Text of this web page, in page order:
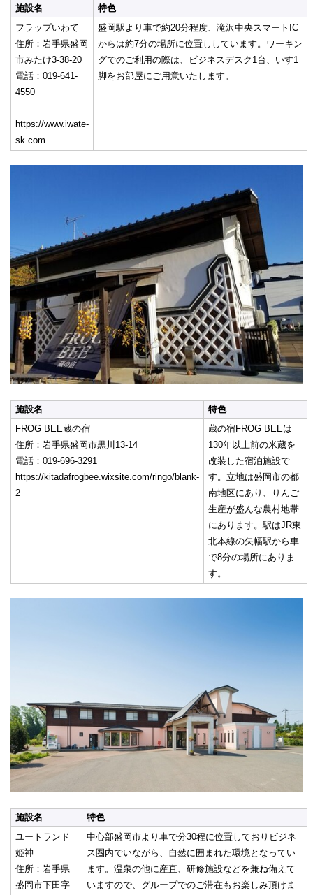
施設名
特色
フラップいわて
住所：岩手県盛岡
市みたけ3-38-20
電話：019-641-
4550
https://www.iwate-
sk.com
盛岡駅より車で約20分程度、滝沢中央スマートIC
からは約7分の場所に位置ししています。ワーキン
グでのご利用の際は、ビジネスデスク1台、いす1
脚をお部屋にご用意いたします。
施設名
特色
FROG BEE蔵の宿
住所：岩手県盛岡市黒川13-14
電話：019-696-3291
https://kitadafrogbee.wixsite.com/ringo/blank-
2
蔵の宿FROG BEEは
130年以上前の米蔵を
改装した宿泊施設で
す。立地は盛岡市の都
南地区にあり、りんご
生産が盛んな農村地帯
にあります。駅はJR東
北本線の矢幅駅から車
で8分の場所にありま
す。
施設名
特色
ユートランド
姫神
住所：岩手県
盛岡市下田字
中心部盛岡市より車で分30程に位置しておりビジネ
ス圏内でいながら、自然に囲まれた環境となってい
ます。温泉の他に産直、研修施設などを兼ね備えて
いますので、グループでのご滞在もお楽しみ頂けま